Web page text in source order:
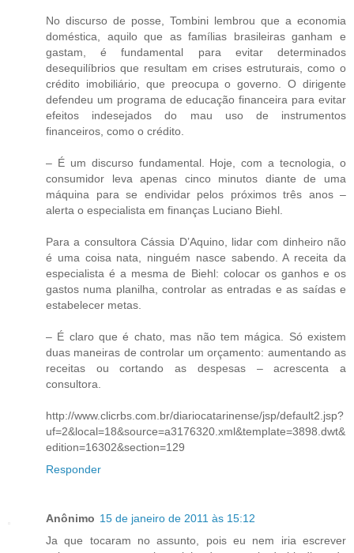
No discurso de posse, Tombini lembrou que a economia
doméstica, aquilo que as famílias brasileiras ganham e
gastam, é fundamental para evitar determinados
desequilíbrios que resultam em crises estruturais, como o
crédito imobiliário, que preocupa o governo. O dirigente
defendeu um programa de educação financeira para evitar
efeitos indesejados do mau uso de instrumentos
financeiros, como o crédito.
– É um discurso fundamental. Hoje, com a tecnologia, o
consumidor leva apenas cinco minutos diante de uma
máquina para se endividar pelos próximos três anos –
alerta o especialista em finanças Luciano Biehl.
Para a consultora Cássia D’Aquino, lidar com dinheiro não
é uma coisa nata, ninguém nasce sabendo. A receita da
especialista é a mesma de Biehl: colocar os ganhos e os
gastos numa planilha, controlar as entradas e as saídas e
estabelecer metas.
– É claro que é chato, mas não tem mágica. Só existem
duas maneiras de controlar um orçamento: aumentando as
receitas ou cortando as despesas – acrescenta a
consultora.
http://www.clicrbs.com.br/diariocatarinense/jsp/default2.jsp?
uf=2&local=18&source=a3176320.xml&template=3898.dwt&
edition=16302&section=129
Responder
Anônimo 15 de janeiro de 2011 às 15:12
Ja que tocaram no assunto, pois eu nem iria escrever